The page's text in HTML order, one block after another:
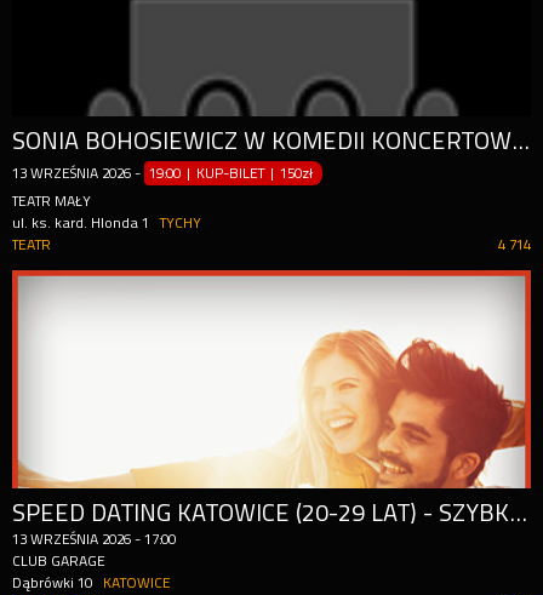
SONIA BOHOSIEWICZ W KOMEDII KONCERTOWEJ "DOMÓWKA"
13 WRZEŚNIA 2026 - 19:00 | KUP-BILET |150zł
TEATR MAŁY
ul. ks. kard. Hlonda 1
TYCHY
4 714
TEATR
SPEED DATING KATOWICE (20-29 LAT) - SZYBKIE RANDKI
13 WRZEŚNIA 2026 -17:00
CLUB GARAGE
Dąbrówki 10
KATOWICE